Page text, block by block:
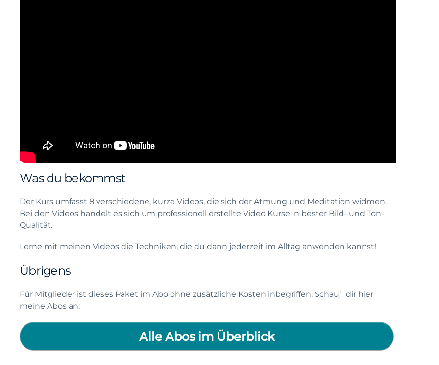
Was du bekommst
Der Kurs umfasst 8 verschiedene, kurze Videos, die sich der Atmung und Meditation widmen.
Bei den Videos handelt es sich um professionell erstellte Video Kurse in bester Bild- und Ton-
Qualität.
Lerne mit meinen Videos die Techniken, die du dann jederzeit im Alltag anwenden kannst!
Übrigens
Für Mitglieder ist dieses Paket im Abo ohne zusätzliche Kosten inbegriffen. Schau` dir hier
meine Abos an:
Alle Abos im Überblick